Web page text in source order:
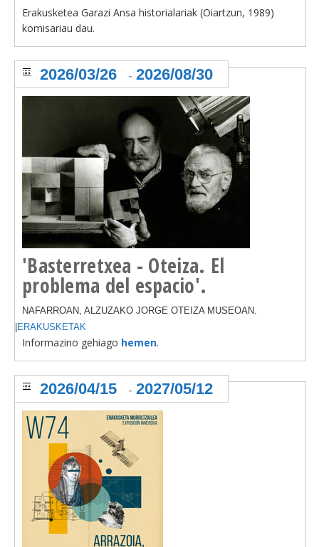
Erakusketea Garazi Ansa historialariak (Oiartzun, 1989)
komisariau dau.
'Basterretxea - Oteiza. El
problema del espacio'.
2026/03/26 - 2026/08/30
NAFARROAN, ALZUZAKO JORGE OTEIZA MUSEOAN.
ERAKUSKETAK
Informazino gehiago hemen.
2026/04/15 - 2027/05/12